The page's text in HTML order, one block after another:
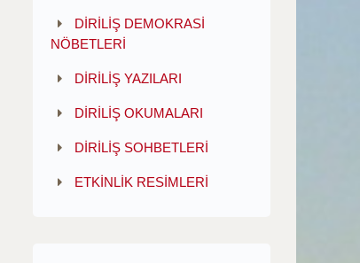
DİRİLİŞ DEMOKRASİ
NÖBETLERİ
DİRİLİŞ YAZILARI
DİRİLİŞ OKUMALARI
DİRİLİŞ SOHBETLERİ
ETKİNLİK RESİMLERİ